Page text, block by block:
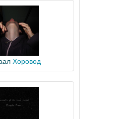
Хоровод